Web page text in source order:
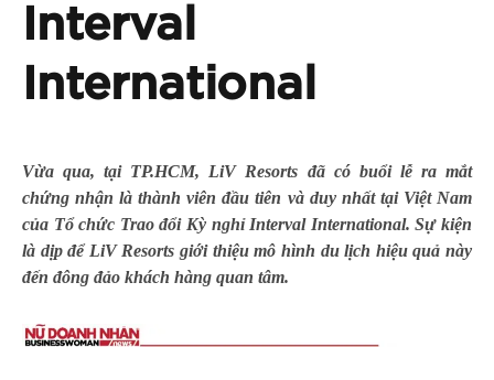
Interval
International
Vừa qua, tại TP.HCM, LiV Resorts đã có buổi lễ ra mắt
chứng nhận là thành viên đầu tiên và duy nhất tại Việt Nam
của Tổ chức Trao đổi Kỳ nghỉ Interval International. Sự kiện
là dịp để LiV Resorts giới thiệu mô hình du lịch hiệu quả này
đến đông đảo khách hàng quan tâm.